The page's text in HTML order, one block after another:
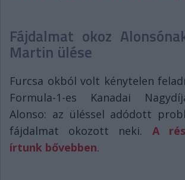
Fájdalmat okoz
Martin ülése
Furcsa okból volt kénytelen
Formula-1-es Kanadai
Alonso: az üléssel adódott
fájdalmat okozott neki. A
írtunk bővebben.